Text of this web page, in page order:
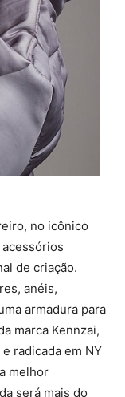
no icônico
de criação.
anéis,
armadura para
marca Kennzai,
radicada em NY
melhor
será mais do